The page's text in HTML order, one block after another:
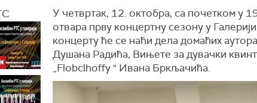
У четвртак, 12. октобра, са почетком у
отвара прву концертну сезону у
концерту ће се наћи дела домаћих
Душана Радића, Вињете за дувачки
„Flobclhoffy " Ивана Бркљачића.